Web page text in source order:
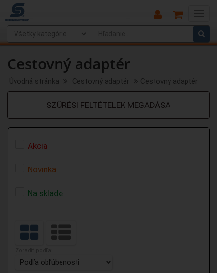
Main
Menu
Cestovný adaptér
Úvodná stránka Cestovný adaptér Cestovný adaptér
SZŰRÉSI FELTÉTELEK MEGADÁSA
Akcia
Novinka
Na sklade